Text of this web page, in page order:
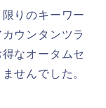
りのキーワー
ウンタンツラ
なオータムセ
せんでした。